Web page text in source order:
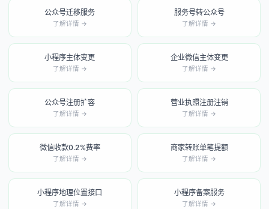
公众号迁移服务
了解详情 →
服务号转公众号
了解详情 →
小程序主体变更
了解详情 →
企业微信主体变更
了解详情 →
公众号注册扩容
了解详情 →
营业执照注册注销
了解详情 →
微信收款0.2%费率
了解详情 →
商家转账单笔提额
了解详情 →
小程序地理位置接口
了解详情 →
小程序备案服务
了解详情 →